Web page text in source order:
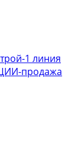
1 линия
продажа